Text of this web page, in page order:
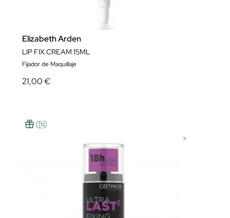
Elizabeth Arden
LIP FIX CREAM 15ML
Fijador de Maquillaje
21,00 €